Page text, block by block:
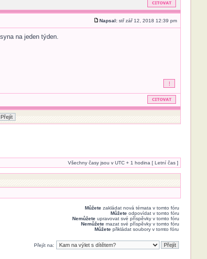
Napsal:stř zář 12, 2018 12:39 pm
na jeden týden.
Všechny časy jsou v UTC + 1 hodina [ Letní čas ]
Můžetezakládat nová témata v tomto fóru
Můžeteodpovídat v tomto fóru
Nemůžeteupravovat své příspěvky v tomto fóru
Nemůžetemazat své příspěvky v tomto fóru
Můžetepřikládat soubory v tomto fóru
Přejít na: